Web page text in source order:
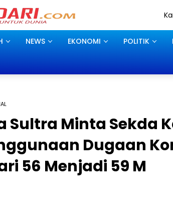
NEWS EKONOMI POLITIK
Sultra Minta Sekda
Dugaan
56 Menjadi 59 M